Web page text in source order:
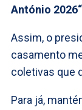
António 2026“
Assim, o
casamento
coletivas que
Para já,